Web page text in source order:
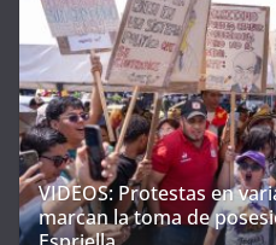
VIDEOS: Protestas en
marcan la toma de